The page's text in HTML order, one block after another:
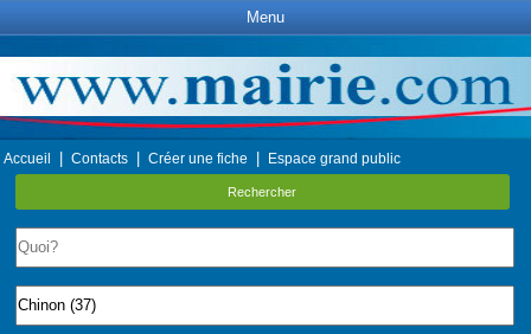
Menu
Accueil Contacts Créer une fiche Espace grand public
Rechercher